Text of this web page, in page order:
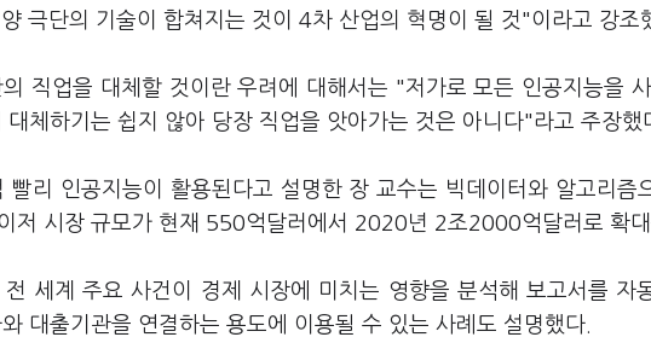
극단의 기술이 합쳐지는 것이 4차 산업의 혁명이 될 것"이라고 강조
직업을 대체할 것이란 우려에 대해서는 "저가로 모든 인공지능을
대체하기는 쉽지 않아 당장 직업을 앗아가는 것은 아니다"라고 주장했
빨리 인공지능이 활용된다고 설명한 장 교수는 빅데이터와 알고리즘
저 시장 규모가 현재 550억달러에서 2020년 2조2000억달러로 확대
세계 주요 사건이 경제 시장에 미치는 영향을 분석해 보고서를 자
대출기관을 연결하는 용도에 이용될 수 있는 사례도 설명했다.